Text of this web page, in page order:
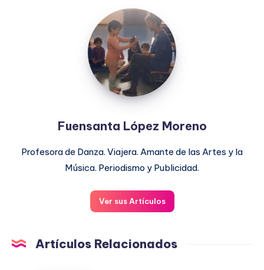
Fuensanta
López
Moreno
Fuensanta López Moreno
Profesora de Danza. Viajera. Amante de las Artes y la
Música. Periodismo y Publicidad.
Ver sus Artículos
Artículos Relacionados